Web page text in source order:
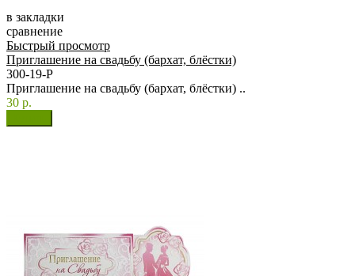
в закладки
сравнение
Быстрый просмотр
Приглашение на свадьбу (бархат, блёстки)
300-19-Р
Приглашение на свадьбу (бархат, блёстки) ..
30 р.